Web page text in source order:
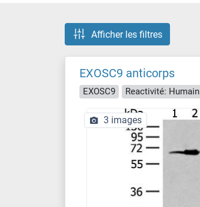
Afficher les filtres
EXOSC9 anticorps
EXOSC9 Reactivité: Humain
3 images